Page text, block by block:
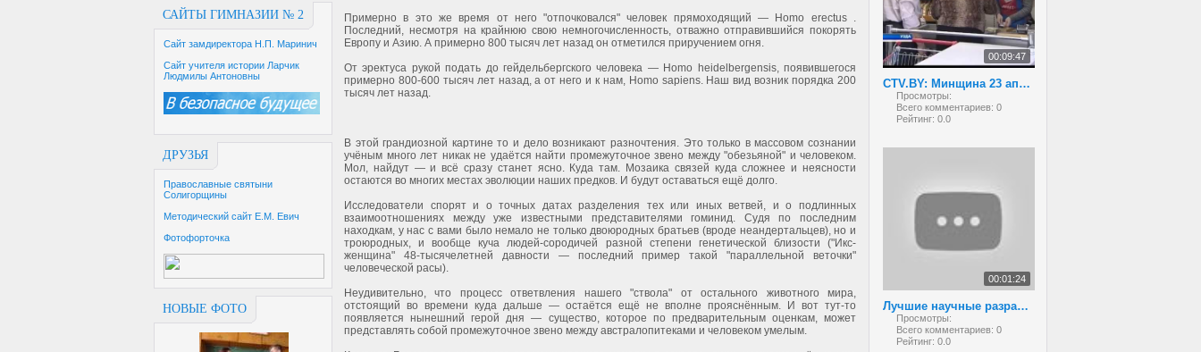
САЙТЫ ГИМНАЗИИ № 2
Сайт замдиректора Н.П. Маринич
Сайт учителя истории Ларчик
Людмилы Антоновны
ДРУЗЬЯ
Православные святыни
Солигорщины
Методический сайт Е.М. Евич
Фотофорточка
НОВЫЕ ФОТО
00:09:47
CTV.BY: Минщина 23 апреля 2013
Просмотры:
Всего комментариев: 0
Рейтинг: 0.0
00:01:24
Лучшие научные разработки белорусских школьников
Просмотры:
Всего комментариев: 0
Рейтинг: 0.0
Примерно в это же время от него "отпочковался" человек прямоходящий — Homo erectus .
Последний, несмотря на крайнюю свою немногочисленность, отважно отправившийся покорять
Европу и Азию. А примерно 800 тысяч лет назад он отметился приручением огня.
От эректуса рукой подать до гейдельбергского человека — Homo heidelbergensis, появившегося
примерно 800-600 тысяч лет назад, а от него и к нам, Homo sapiens. Наш вид возник порядка 200
тысяч лет назад.
В этой грандиозной картине то и дело возникают разночтения. Это только в массовом сознании
учёным много лет никак не удаётся найти промежуточное звено между "обезьяной" и человеком.
Мол, найдут — и всё сразу станет ясно. Куда там. Мозаика связей куда сложнее и неясности
остаются во многих местах эволюции наших предков. И будут оставаться ещё долго.
Исследователи спорят и о точных датах разделения тех или иных ветвей, и о подлинных
взаимоотношениях между уже известными представителями гоминид. Судя по последним
находкам, у нас с вами было немало не только двоюродных братьев (вроде неандертальцев), но и
троюродных, и вообще куча людей-сородичей разной степени генетической близости ("Икс-
женщина" 48-тысячелетней давности — последний пример такой "параллельной веточки"
человеческой расы).
Неудивительно, что процесс ответвления нашего "ствола" от остального животного мира,
отстоящий во времени куда дальше — остаётся ещё не вполне прояснённым. И вот тут-то
появляется нынешний герой дня — существо, которое по предварительным оценкам, может
представлять собой промежуточное звено между австралопитеками и человеком умелым.